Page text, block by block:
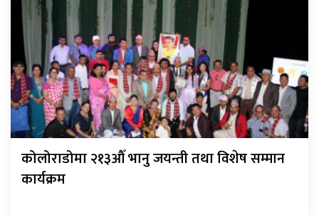
कोलोराडोमा २१३औँ भानु जयन्ती तथा विशेष सम्मान
कार्यक्रम